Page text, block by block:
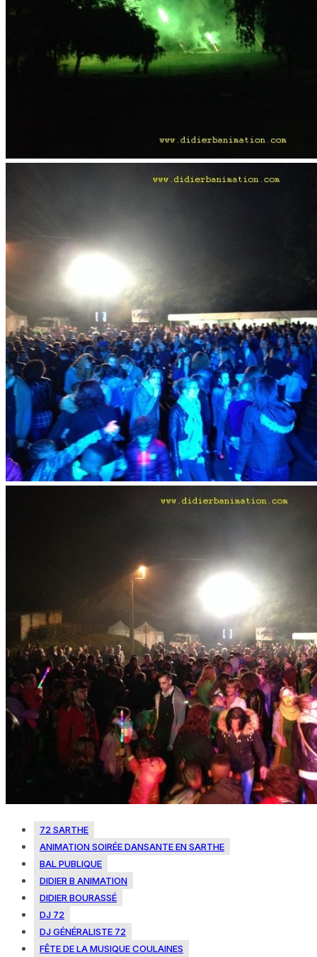
72 SARTHE
ANIMATION SOIRÉE DANSANTE EN SARTHE
BAL PUBLIQUE
DIDIER B ANIMATION
DIDIER BOURASSÉ
DJ 72
DJ GÉNÉRALISTE 72
FÊTE DE LA MUSIQUE COULAINES